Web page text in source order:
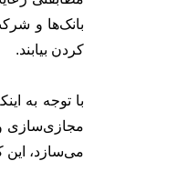
بانک‌ها و
کردن بیابند.
با توجه به
مجازی‌سازی
می‌سازد، این